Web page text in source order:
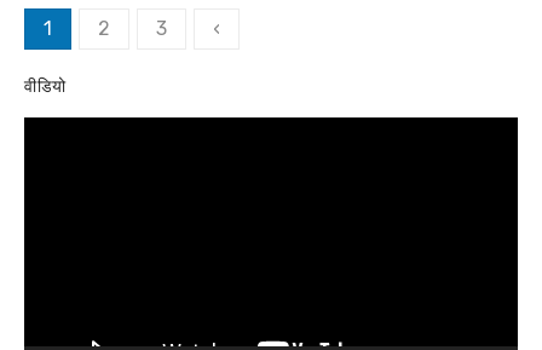
Posts
pagination
1 2 3 ‹
वीडियो